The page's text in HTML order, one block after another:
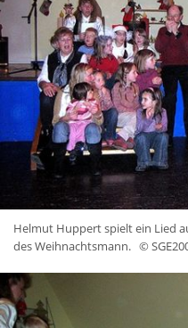
Helmut Huppert spielt ein Lied
des Weihnachtsmann. ©